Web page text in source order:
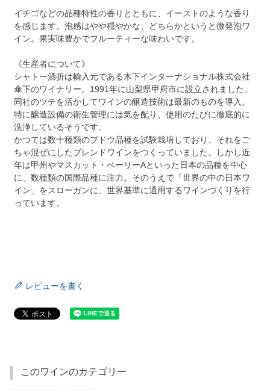
イチゴなどの品種特性の香りとともに、イーストのような香り
を感じます。泡感はやや穏やかな、どちらかというと微発泡ワ
イン。果実味豊かでフルーティーな味わいです。
《生産者について》
シャトー酒折は輸入元である木下インターナショナル株式会社
傘下のワイナリー。1991年に山梨県甲府市に設立されました。
同社のツテを活かしてワインの醸造技術は最新のものを導入。
特に醸造設備の衛生管理には気を配り、使用のたびに徹底的に
洗浄しているそうです。
かつては数十種類のブドウ品種を試験栽培しており、それをご
ちゃ混ぜにしたブレンドワインをつくっていました。しかし近
年は甲州やマスカット・ベーリーAといった日本の品種を中心
に、数種類の国際品種に注力。そのうえで「世界の中の日本ワ
イン」をスローガンに、世界基準に通用するワインづくりを行
っています。
レビューを書く
このワインのカテゴリー